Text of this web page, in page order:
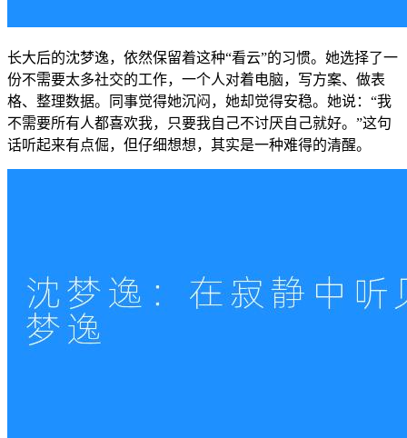
长大后的沈梦逸，依然保留着这种“看云”的习惯。她选择了一
份不需要太多社交的工作，一个人对着电脑，写方案、做表
格、整理数据。同事觉得她沉闷，她却觉得安稳。她说：“我
不需要所有人都喜欢我，只要我自己不讨厌自己就好。”这句
话听起来有点倔，但仔细想想，其实是一种难得的清醒。